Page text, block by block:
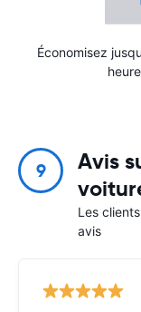
Économisez
9
Avis
Les
avis